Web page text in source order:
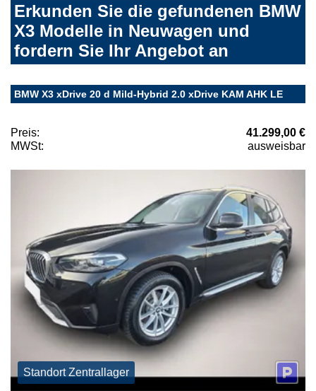
Erkunden Sie die gefundenen BMW
X3 Modelle in Neuwagen und
fordern Sie Ihr Angebot an
BMW X3 xDrive 20 d Mild-Hybrid 2.0 xDrive KAM AHK LE
Preis:
41.299,00 €
MWSt:
ausweisbar
Standort Zentrallager